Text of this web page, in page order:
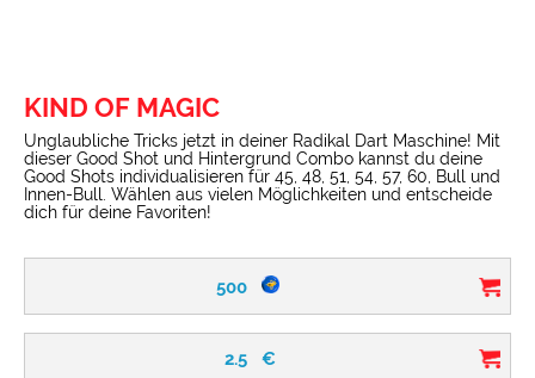
KIND OF MAGIC
Unglaubliche Tricks jetzt in deiner Radikal Dart Maschine! Mit
dieser Good Shot und Hintergrund Combo kannst du deine
Good Shots individualisieren für 45, 48, 51, 54, 57, 60, Bull und
Innen-Bull. Wählen aus vielen Möglichkeiten und entscheide
dich für deine Favoriten!
500
2.5 €